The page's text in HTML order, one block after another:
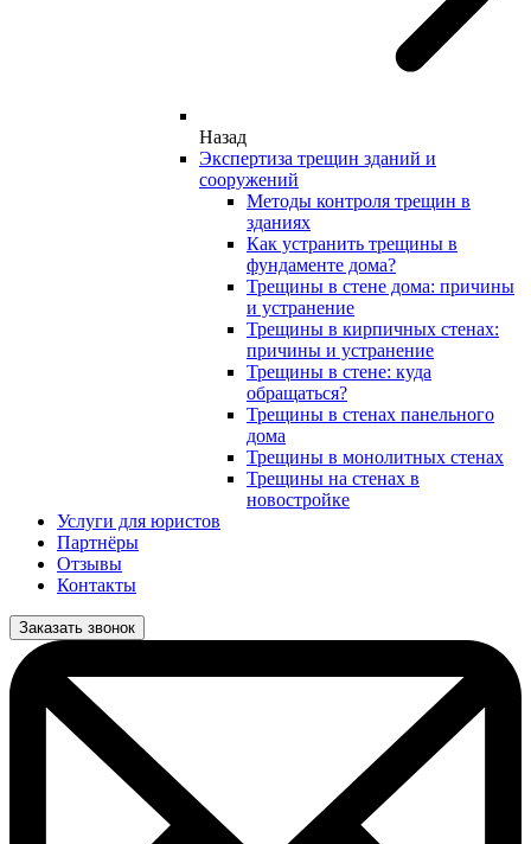
Назад
Экспертиза трещин зданий и
сооружений
Методы контроля трещин в
зданиях
Как устранить трещины в
фундаменте дома?
Трещины в стене дома: причины
и устранение
Трещины в кирпичных стенах:
причины и устранение
Трещины в стене: куда
обращаться?
Трещины в стенах панельного
дома
Трещины в монолитных стенах
Трещины на стенах в
новостройке
Услуги для юристов
Партнёры
Отзывы
Контакты
Заказать звонок